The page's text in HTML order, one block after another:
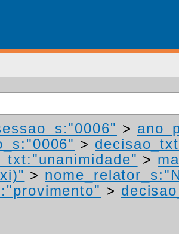
>
>
>
>
>